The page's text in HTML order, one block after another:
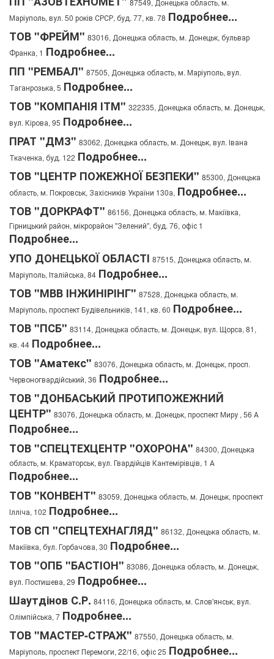
87549, Донецька область, м.
Маріуполь, вул. 50 років СРСР, буд. 77, кв. 78 Подробнее...
ТОВ "ФРЕЙМ" 83016, Донецька область, м. Донецьк, бульвар
Франка, 1 Подробнее...
ПП "РЕМБАЛ" 87505, Донецька область, м. Маріуполь, вул.
Таганрозька, 5 Подробнее...
ТОВ "КОМПАНІЯ ІТМ" 322335, Донецька область, м. Донецьк,
вул. Кірова, 95 Подробнее...
ПРАТ "ДМЗ" 83062, Донецька область, м. Донецьк, вул. Івана
Ткаченка, буд. 122 Подробнее...
ТОВ "ЦЕНТР ПОЖЕЖНОЇ БЕЗПЕКИ" 85300, Донецька
область, м. Покровськ, Захісників України 130а, Подробнее...
ТОВ "ДОРКРАФТ" 86156, Донецька область, м. Макіївка,
Гірницький район, мікрорайон "Зелений", буд. 76, офіс 1
Подробнее...
УПО ДОНЕЦЬКОЇ ОБЛАСТІ 87515, Донецька область, м.
Маріуполь, Італійська, 84 Подробнее...
ТОВ "МВВ ІНЖИНІРІНГ" 87528, Донецька область, м.
Маріуполь, проспект Будівельників, 141, кв. 60 Подробнее...
ТОВ "ПСБ" 83114, Донецька область, м. Донецьк, вул. Щорса, 81,
кв. 44 Подробнее...
ТОВ "Аматекс" 83076, Донецька область, м. Донецьк, просп.
Червоногвардійський, 36 Подробнее...
ТОВ "ДОНБАСЬКИЙ ПРОТИПОЖЕЖНИЙ
ЦЕНТР" 83076, Донецька область, м. Донецьк, проспект Миру , 56 А
Подробнее...
ТОВ "СПЕЦТЕХЦЕНТР "ОХОРОНА" 84300, Донецька
область, м. Краматорськ, вул. Гвардійців Кантемірівців, 1 А
Подробнее...
ТОВ "КОНВЕНТ" 83059, Донецька область, м. Донецьк, проспект
Ілліча, 102 Подробнее...
ТОВ СП "СПЕЦТЕХНАГЛЯД" 86132, Донецька область, м.
Макіївка, бул. Горбачова, 30 Подробнее...
ТОВ "ОПБ "БАСТІОН" 83086, Донецька область, м. Донецьк,
вул. Постишева, 29 Подробнее...
Шаутдінов С.Р. 84116, Донецька область, м. Слов'янськ, вул.
Олімпійська, 7 Подробнее...
ТОВ "МАСТЕР-СТРАЖ" 87550, Донецька область, м.
Маріуполь, проспект Перемоги, 22/16, офіс 25 Подробнее...